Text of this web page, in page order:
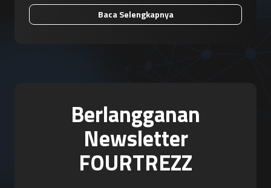
Baca Selengkapnya
Berlangganan
Newsletter
FOURTREZZ